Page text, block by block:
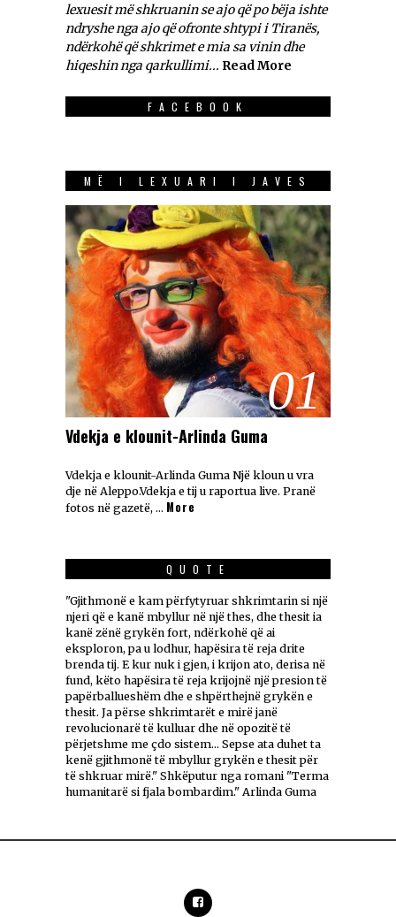
lexuesit më shkruanin se ajo që po bëja ishte
ndryshe nga ajo që ofronte shtypi i Tiranës,
ndërkohë që shkrimet e mia sa vinin dhe
hiqeshin nga qarkullimi... Read More
FACEBOOK
MË I LEXUARI I JAVES
01
Vdekja e klounit-Arlinda Guma
Vdekja e klounit-Arlinda Guma Një kloun u vra
dje në Aleppo.Vdekja e tij u raportua live. Pranë
fotos në gazetë, … More
QUOTE
"Gjithmonë e kam përfytyruar shkrimtarin si një
njeri që e kanë mbyllur në një thes, dhe thesit ia
kanë zënë grykën fort, ndërkohë që ai
eksploron, pa u lodhur, hapësira të reja drite
brenda tij. E kur nuk i gjen, i krijon ato, derisa në
fund, këto hapësira të reja krijojnë një presion të
papërballueshëm dhe e shpërthejnë grykën e
thesit. Ja përse shkrimtarët e mirë janë
revolucionarë të kulluar dhe në opozitë të
përjetshme me çdo sistem... Sepse ata duhet ta
kenë gjithmonë të mbyllur grykën e thesit për
të shkruar mirë." Shkëputur nga romani "Terma
humanitarë si fjala bombardim." Arlinda Guma